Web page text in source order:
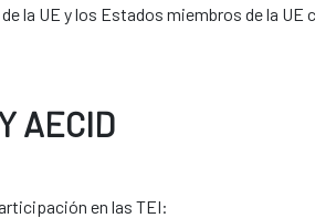
la UE y los Estados miembros de la
AECID
en las TEI: